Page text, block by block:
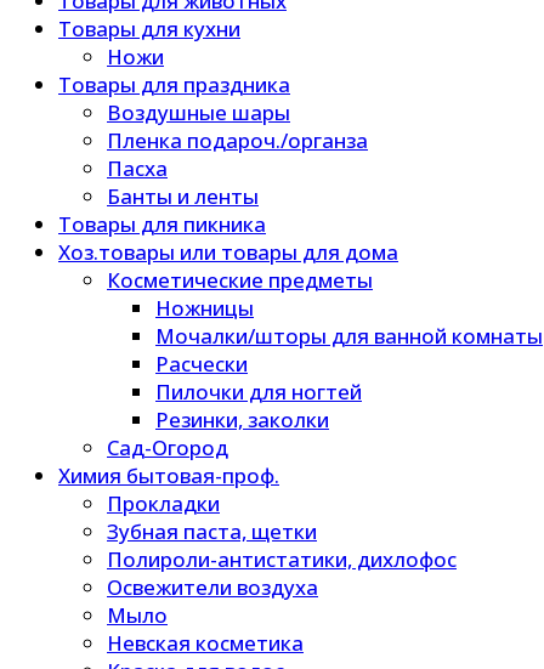
Товары для кухни
Ножи
Товары для праздника
Воздушные шары
Пленка подароч./органза
Пасха
Банты и ленты
Товары для пикника
Хоз.товары или товары для дома
Косметические предметы
Ножницы
Мочалки/шторы для ванной комнаты
Расчески
Пилочки для ногтей
Резинки, заколки
Сад-Огород
Химия бытовая-проф.
Прокладки
Зубная паста, щетки
Полироли-антистатики, дихлофос
Освежители воздуха
Мыло
Невская косметика